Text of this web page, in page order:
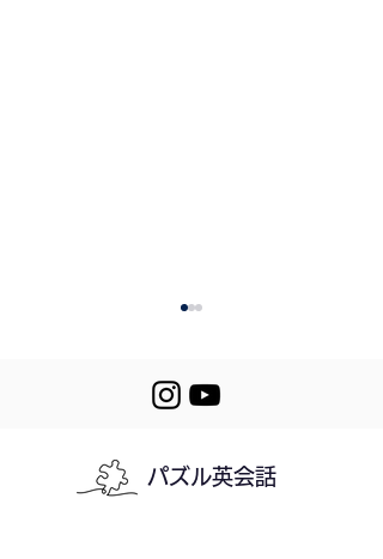
421. Getting Stuck in
パズル英会話